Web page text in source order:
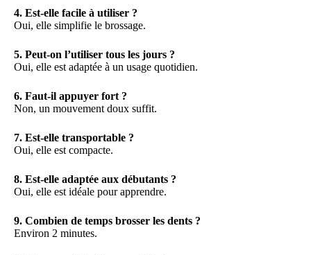
4. Est-elle facile à utiliser ?
Oui, elle simplifie le brossage.
5. Peut-on l’utiliser tous les jours ?
Oui, elle est adaptée à un usage quotidien.
6. Faut-il appuyer fort ?
Non, un mouvement doux suffit.
7. Est-elle transportable ?
Oui, elle est compacte.
8. Est-elle adaptée aux débutants ?
Oui, elle est idéale pour apprendre.
9. Combien de temps brosser les dents ?
Environ 2 minutes.